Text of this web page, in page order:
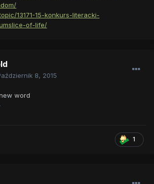
13171-15-konkurs-literacki-
of-life/
8, 2015
word
1